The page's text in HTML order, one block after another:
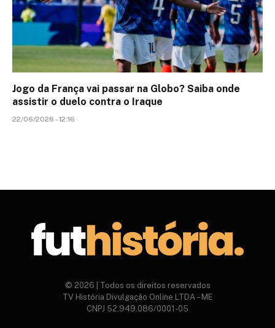
Jogo da França vai passar na Globo? Saiba onde
assistir o duelo contra o Iraque
22/06/2026 - 12:16
© 2026 | Todos os direitos reservados
TV História Divulgação Online LTDA – ME
CNPJ 52.949.086/0001-05